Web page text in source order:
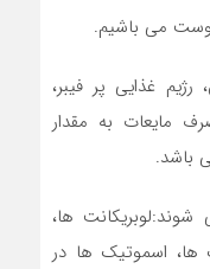
می باشیم.
غذایی پر فیبر،
مایعات به مقدار
باشد.
ها،
ها، اسموتیک ها در